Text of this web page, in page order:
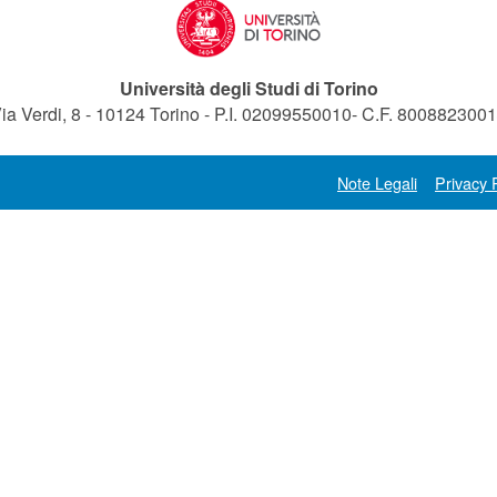
Università degli Studi di Torino
Verdi, 8 - 10124 Torino - P.I. 02099550010- C.F.
Note Legali Privacy